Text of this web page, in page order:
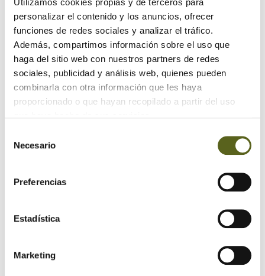
personalizar el contenido y los anuncios, ofrecer
funciones de redes sociales y analizar el tráfico.
Además, compartimos información sobre el uso que
haga del sitio web con nuestros partners de redes
sociales, publicidad y análisis web, quienes pueden
combinarla con otra información que les haya
proporcionado o que hayan recopilado a partir del uso
Necesario
Preferencias
Estadística
Marketing